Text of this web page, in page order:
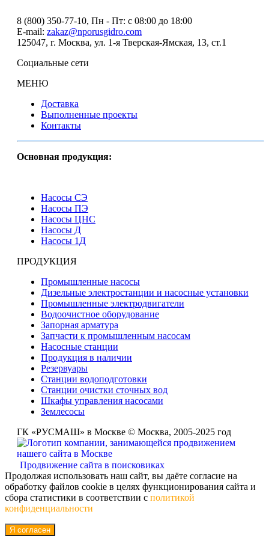
8 (800) 350-77-10, Пн - Пт: с 08:00 до 18:00
E-mail: zakaz@nporusgidro.com
125047, г. Москва, ул. 1-я Тверская-Ямская, 13, ст.1
Социальные сети
МЕНЮ
Доставка
Выполненные проекты
Контакты
Основная продукция:
Насосы СЭ
Насосы ПЭ
Насосы ЦНС
Насосы Д
Насосы 1Д
ПРОДУКЦИЯ
Промышленные насосы
Дизельные электростанции и насосные установки
Промышленные электродвигатели
Водоочистное оборудование
Запорная арматура
Запчасти к промышленным насосам
Насосные станции
Продукция в наличии
Резервуары
Станции водоподготовки
Станции очистки сточных вод
Шкафы управления насосами
Землесосы
ГК «РУСМАШ» в Москве © Москва, 2005-2025 год
Продвижение сайта в поисковиках
Продолжая использовать наш сайт, вы даёте согласие на
обработку файлов cookie в целях функционирования сайта и
сбора статистики в соответствии с политикой
конфиденциальности
Я согласен